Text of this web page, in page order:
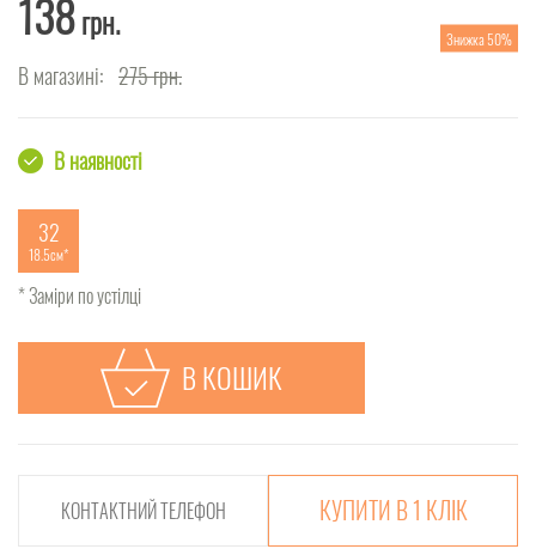
138грн.
В магазині: 275грн.
Знижка 50%
В наявності
32
18.5см
* Заміри по устілці
В КОШИК
КУПИТИ В 1 КЛІК